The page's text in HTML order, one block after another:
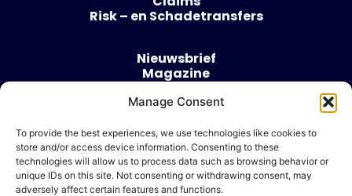
Manage Consent
To provide the best experiences, we use technologies like cookies to
store and/or access device information. Consenting to these
technologies will allow us to process data such as browsing behavior or
unique IDs on this site. Not consenting or withdrawing consent, may
adversely affect certain features and functions.
Risk – en Schadetransfers
Nieuwsbrief
Magazine
Over
Algemene voorwaarden
Cookie beleid